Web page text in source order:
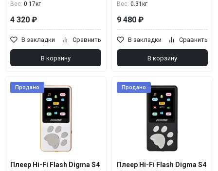
Вес: 0.17кг
4 320 ₽
В закладки Сравнить
В корзину
Вес: 0.31кг
9 480 ₽
В закладки Сравнить
В корзину
Продано
Плеер Hi-Fi Flash Digma S4
Продано
Плеер Hi-Fi Flash Digma S4